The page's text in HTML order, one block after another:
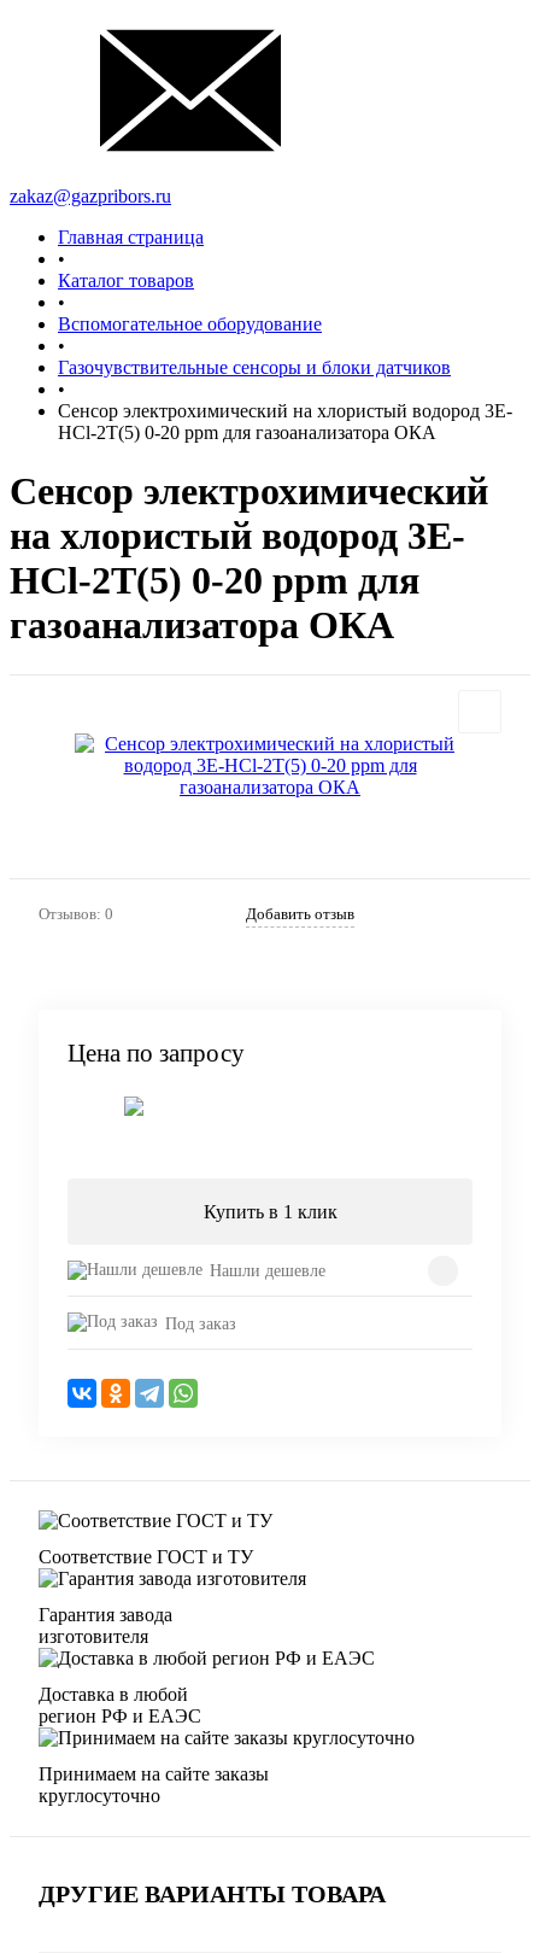
zakaz@gazpribors.ru
Главная страница
•
Каталог товаров
•
Вспомогательное оборудование
•
Газочувствительные сенсоры и блоки датчиков
•
Сенсор электрохимический на хлористый водород 3Е-
HCl-2T(5) 0-20 ppm для газоанализатора ОКА
Сенсор электрохимический
на хлористый водород 3Е-
HCl-2T(5) 0-20 ppm для
газоанализатора ОКА
Отзывов: 0 Добавить отзыв
Цена по запросу
Купить в 1 клик
Нашли дешевле
Под заказ
Соответствие ГОСТ и ТУ
Гарантия завода
изготовителя
Доставка в любой
регион РФ и ЕАЭС
Принимаем на сайте заказы
круглосуточно
ДРУГИЕ ВАРИАНТЫ ТОВАРА